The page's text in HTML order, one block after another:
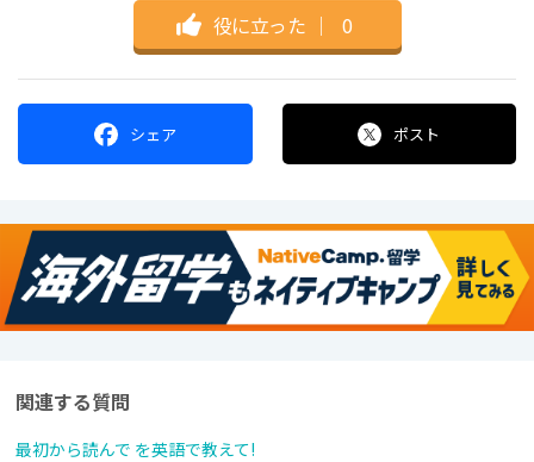
役に立った ｜ 0
シェア ポスト
関連する質問
最初から読んで を英語で教えて!